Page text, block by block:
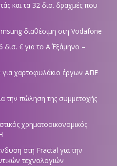
και τα 32 δισ. δραχμές που
διαθέσιμη στη Vodafone
δισ. € για το Α΄ Εξάμηνο –
χαρτοφυλάκιο έργων ΑΠΕ
την πώληση της συμμετοχής
χρηματοοικονομικός
στη Fractal για την
τεχνολογιών